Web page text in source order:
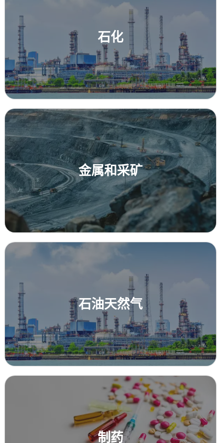
石化
金属和采矿
石油天然气
制药